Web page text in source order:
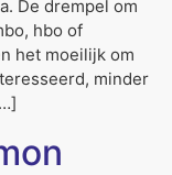
De drempel om
hbo of
het moeilijk om
minder